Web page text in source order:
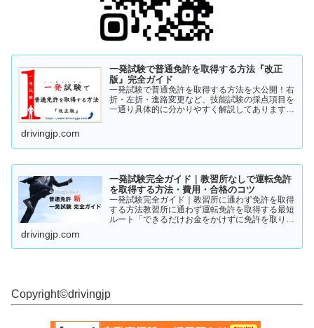
一発試験で普通免許を取得する方法『改正
版』完全ガイド
一発試験で普通免許を取得する方法を大公開！右
折・左折・進路変更など、技能試験の採点項目を
一通り具体的に分かりやすく解説してあります。
drivingjp.com
一発試験完全ガイド｜教習所なしで運転免許
を取得する方法・費用・合格のコツ
一発試験完全ガイド｜教習所に通わず免許を取得
する方法教習所に通わず運転免許を取得する最短
ルート「できるだけお金をかけずに免許を取りた
試験（飛び込み試験...
drivingjp.com
Copyright©︎drivingjp